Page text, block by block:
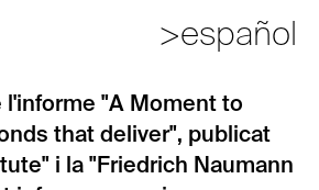
>español
"A Moment to
that deliver", publicat
i la "Friedrich Naumann